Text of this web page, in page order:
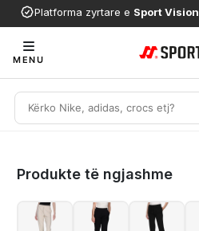
Platforma zyrtare e Sport Vision
MENU
Produkte të ngjashme